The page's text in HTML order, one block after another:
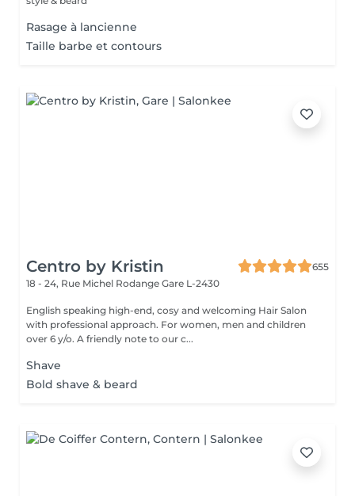
Rasage à lancienne
Taille barbe et contours
Centro by Kristin
655
18 - 24, Rue Michel Rodange Gare L-2430
English speaking high-end, cosy and welcoming Hair Salon
with professional approach. For women, men and children
over 6 y/o. A friendly note to our c...
Shave
Bold shave & beard